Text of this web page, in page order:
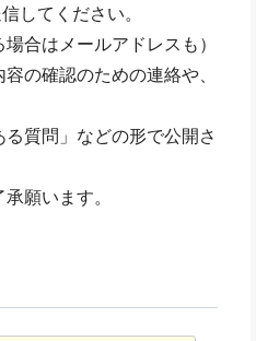
してください。
合はメールアドレスも）
の確認のための連絡や、
質問」などの形で公開さ
願います。